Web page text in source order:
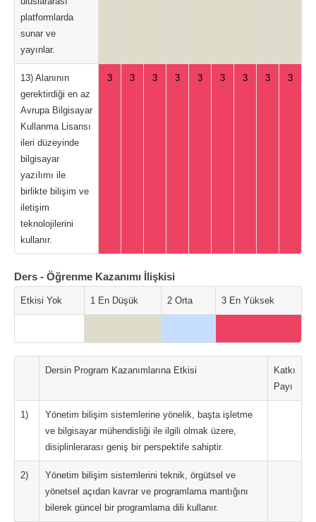
platformlarda
sunar ve
yayınlar.
13) Alanının
gerektirdiği en az
Avrupa Bilgisayar
Kullanma Lisansı
ileri düzeyinde
bilgisayar
yazılımı ile
birlikte bilişim ve
iletişim
teknolojilerini
kullanır.
3 3 3 3 3 3 3 3 3
Ders - Öğrenme Kazanımı İlişkisi
Etkisi Yok 1 En Düşük 2 Orta 3 En Yüksek
Dersin Program Kazanımlarına Etkisi
Katkı
Payı
1)
Yönetim bilişim sistemlerine yönelik, başta işletme
ve bilgisayar mühendisliği ile ilgili olmak üzere,
disiplinlerarası geniş bir perspektife sahiptir.
2)
Yönetim bilişim sistemlerini teknik, örgütsel ve
yönetsel açıdan kavrar ve programlama mantığını
bilerek güncel bir programlama dili kullanır.